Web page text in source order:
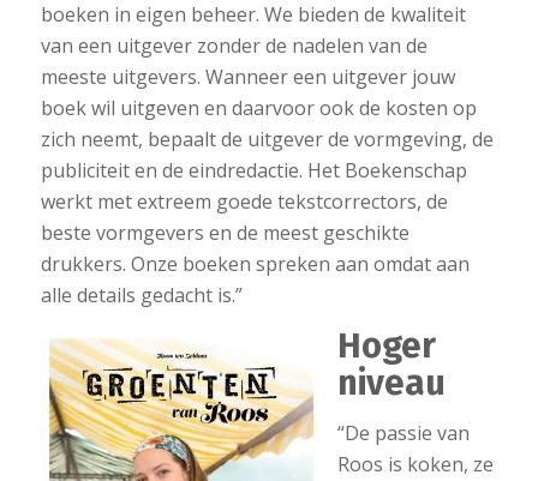
boeken in eigen beheer. We bieden de kwaliteit
van een uitgever zonder de nadelen van de
meeste uitgevers. Wanneer een uitgever jouw
boek wil uitgeven en daarvoor ook de kosten op
zich neemt, bepaalt de uitgever de vormgeving, de
publiciteit en de eindredactie. Het Boekenschap
werkt met extreem goede tekstcorrectors, de
beste vormgevers en de meest geschikte
drukkers. Onze boeken spreken aan omdat aan
alle details gedacht is.”
Hoger
niveau
“De passie van
Roos is koken, ze